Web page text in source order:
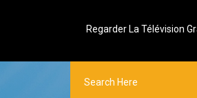
Regarder La Télévision